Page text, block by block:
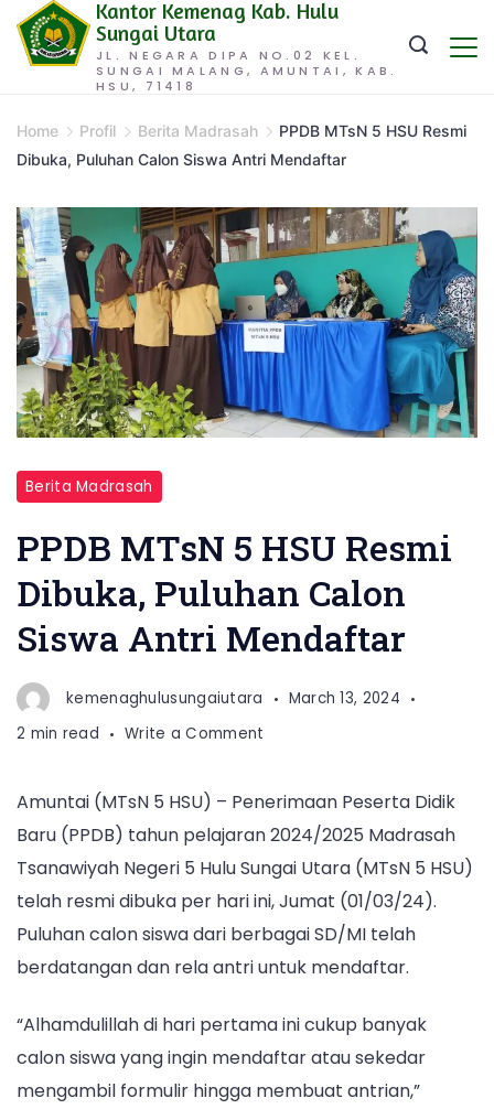
Skip
JL. NEGARA DIPA NO.02 KEL.
SUNGAI MALANG, AMUNTAI, KAB.
HSU, 71418
Kantor Kemenag Kab. Hulu
Sungai Utara
Home Profil Berita Madrasah
PPDB MTsN 5 HSU Resmi
Dibuka, Puluhan Calon Siswa Antri Mendaftar
Berita Madrasah
PPDB MTsN 5 HSU Resmi
Dibuka, Puluhan Calon
Siswa Antri Mendaftar
kemenaghulusungaiutara
March 13, 2024
2 min read
Write a Comment
5
HSU
Resmi
Dibuka,
Calon
Siswa
Mendaftar
Amuntai (MTsN 5 HSU) – Penerimaan Peserta Didik
Baru (PPDB) tahun pelajaran 2024/2025 Madrasah
Tsanawiyah Negeri 5 Hulu Sungai Utara (MTsN 5 HSU)
telah resmi dibuka per hari ini, Jumat (01/03/24).
Puluhan calon siswa dari berbagai SD/MI telah
berdatangan dan rela antri untuk mendaftar.
“Alhamdulillah di hari pertama ini cukup banyak
calon siswa yang ingin mendaftar atau sekedar
mengambil formulir hingga membuat antrian,”